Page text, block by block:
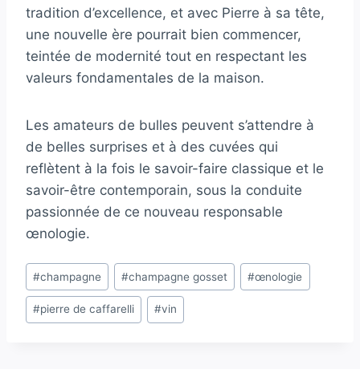
tradition d’excellence, et avec Pierre à sa tête,
une nouvelle ère pourrait bien commencer,
teintée de modernité tout en respectant les
valeurs fondamentales de la maison.
Les amateurs de bulles peuvent s’attendre à
de belles surprises et à des cuvées qui
reflètent à la fois le savoir-faire classique et le
savoir-être contemporain, sous la conduite
passionnée de ce nouveau responsable
œnologie.
Étiquettes
de
la
#champagne #champagne gosset #œnologie
#pierre de caffarelli #vin